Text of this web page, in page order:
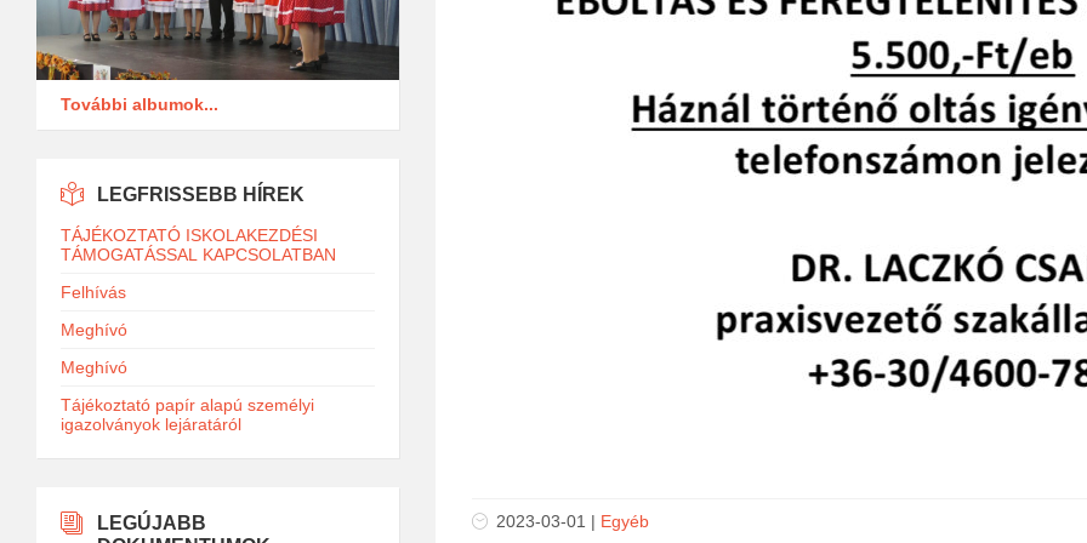
2023-03-01 | Egyéb
További albumok...
LEGFRISSEBB HÍREK
TÁJÉKOZTATÓ ISKOLAKEZDÉSI
TÁMOGATÁSSAL KAPCSOLATBAN
Felhívás
Meghívó
Meghívó
Tájékoztató papír alapú személyi
igazolványok lejáratáról
LEGÚJABB